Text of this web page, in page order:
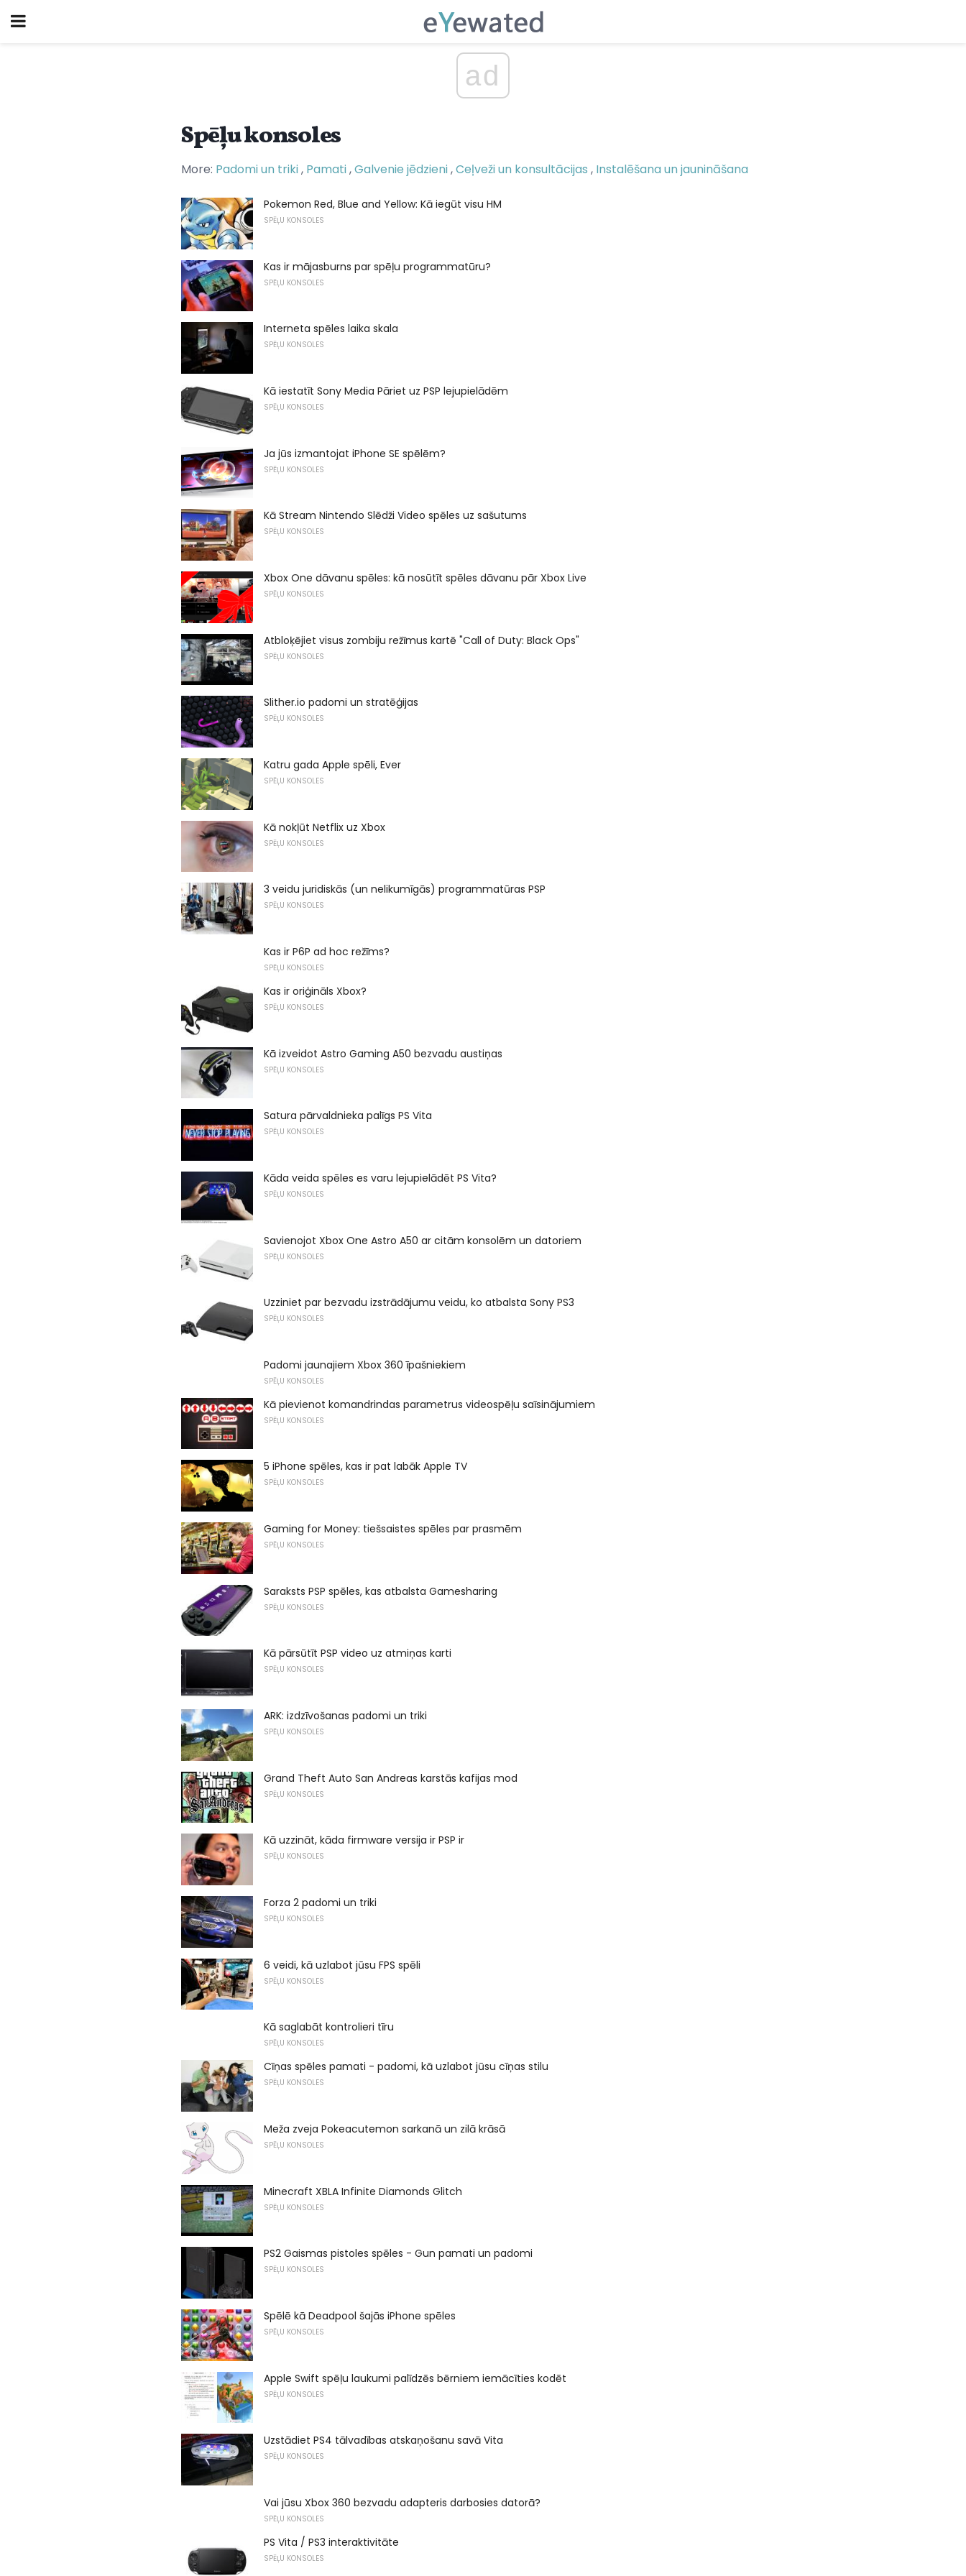
ad
Spēļu konsoles
More: Padomi un triki, Pamati,Galvenie jēdzieni,Ceļveži un konsultācijas , Instalēšana un jaunināšana
Pokemon Red, Blue and Yellow: Kā iegūt visu HM
SPĒĻU KONSOLES
Kas ir mājasburns par spēļu programmatūru?
SPĒĻU KONSOLES
Interneta spēles laika skala
SPĒĻU KONSOLES
Kā iestatīt Sony Media Pāriet uz PSP lejupielādēm
SPĒĻU KONSOLES
Ja jūs izmantojat iPhone SE spēlēm?
SPĒĻU KONSOLES
Kā Stream Nintendo Slēdži Video spēles uz sašutums
SPĒĻU KONSOLES
Xbox One dāvanu spēles: kā nosūtīt spēles dāvanu pār Xbox Live
SPĒĻU KONSOLES
Atbloķējiet visus zombiju režīmus kartē "Call of Duty: Black Ops"
SPĒĻU KONSOLES
Slither.io padomi un stratēģijas
SPĒĻU KONSOLES
Katru gada Apple spēli, Ever
SPĒĻU KONSOLES
Kā nokļūt Netflix uz Xbox
SPĒĻU KONSOLES
3 veidu juridiskās (un nelikumīgās) programmatūras PSP
SPĒĻU KONSOLES
Kas ir P6P ad hoc režīms?
SPĒĻU KONSOLES
Kas ir oriģināls Xbox?
SPĒĻU KONSOLES
Kā izveidot Astro Gaming A50 bezvadu austiņas
SPĒĻU KONSOLES
Satura pārvaldnieka palīgs PS Vita
SPĒĻU KONSOLES
Kāda veida spēles es varu lejupielādēt PS Vita?
SPĒĻU KONSOLES
Savienojot Xbox One Astro A50 ar citām konsolēm un datoriem
SPĒĻU KONSOLES
Uzziniet par bezvadu izstrādājumu veidu, ko atbalsta Sony PS3
SPĒĻU KONSOLES
Padomi jaunajiem Xbox 360 īpašniekiem
SPĒĻU KONSOLES
Kā pievienot komandrindas parametrus videospēļu saīsinājumiem
SPĒĻU KONSOLES
5 iPhone spēles, kas ir pat labāk Apple TV
SPĒĻU KONSOLES
Gaming for Money: tiešsaistes spēles par prasmēm
SPĒĻU KONSOLES
Saraksts PSP spēles, kas atbalsta Gamesharing
SPĒĻU KONSOLES
Kā pārsūtīt PSP video uz atmiņas karti
SPĒĻU KONSOLES
ARK: izdzīvošanas padomi un triki
SPĒĻU KONSOLES
Grand Theft Auto San Andreas karstās kafijas mod
SPĒĻU KONSOLES
Kā uzzināt, kāda firmware versija ir PSP ir
SPĒĻU KONSOLES
Forza 2 padomi un triki
SPĒĻU KONSOLES
6 veidi, kā uzlabot jūsu FPS spēli
SPĒĻU KONSOLES
Kā saglabāt kontrolieri tīru
SPĒĻU KONSOLES
Cīņas spēles pamati - padomi, kā uzlabot jūsu cīņas stilu
SPĒĻU KONSOLES
Meža zveja Pokeacutemon sarkanā un zilā krāsā
SPĒĻU KONSOLES
Minecraft XBLA Infinite Diamonds Glitch
SPĒĻU KONSOLES
PS2 Gaismas pistoles spēles - Gun pamati un padomi
SPĒĻU KONSOLES
Spēlē kā Deadpool šajās iPhone spēles
SPĒĻU KONSOLES
Apple Swift spēļu laukumi palīdzēs bērniem iemācīties kodēt
SPĒĻU KONSOLES
Uzstādiet PS4 tālvadības atskaņošanu savā Vita
SPĒĻU KONSOLES
Vai jūsu Xbox 360 bezvadu adapteris darbosies datorā?
SPĒĻU KONSOLES
PS Vita / PS3 interaktivitāte
SPĒĻU KONSOLES